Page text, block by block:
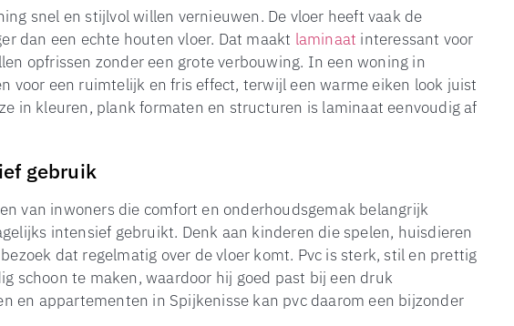
snel en stijlvol willen vernieuwen. De vloer heeft vaak de
dan een echte houten vloer. Dat maakt laminaat interessant voor
opfrissen zonder een grote verbouwing. In een woning in
voor een ruimtelijk en fris effect, terwijl een warme eiken look juist
in kleuren, plank formaten en structuren is laminaat eenvoudig af
gebruik
van inwoners die comfort en onderhoudsgemak belangrijk
intensief gebruikt. Denk aan kinderen die spelen, huisdieren
dat regelmatig over de vloer komt. Pvc is sterk, stil en prettig
schoon te maken, waardoor hij goed past bij een druk
en appartementen in Spijkenisse kan pvc daarom een bijzonder